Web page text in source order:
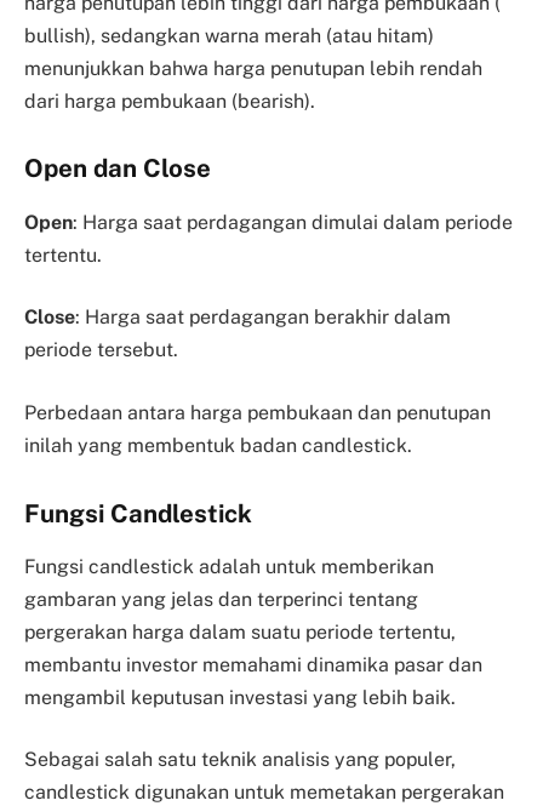
bullish), sedangkan warna merah (atau hitam)
menunjukkan bahwa harga penutupan lebih rendah
dari harga pembukaan (bearish).
Open dan Close
Open: Harga saat perdagangan dimulai dalam periode
tertentu.
Close: Harga saat perdagangan berakhir dalam
periode tersebut.
Perbedaan antara harga pembukaan dan penutupan
inilah yang membentuk badan candlestick.
Fungsi Candlestick
Fungsi candlestick adalah untuk memberikan
gambaran yang jelas dan terperinci tentang
pergerakan harga dalam suatu periode tertentu,
membantu investor memahami dinamika pasar dan
mengambil keputusan investasi yang lebih baik.
Sebagai salah satu teknik analisis yang populer,
candlestick digunakan untuk memetakan pergerakan